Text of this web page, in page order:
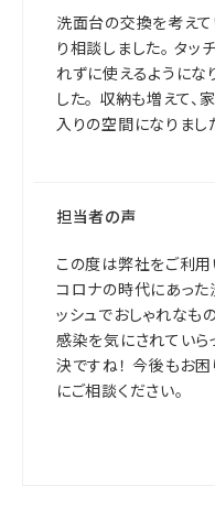
洗面台の交換を考え
り相談しました。 タッ
れずに使えるようにな
した。 収納も増えて
入りの空間になりまし
担当者の声
この度は弊社をご利用
コロナの時代にあった
ッシュでおしゃれなも
感染を気にされていら
決ですね！ 今後もお
にご相談ください。